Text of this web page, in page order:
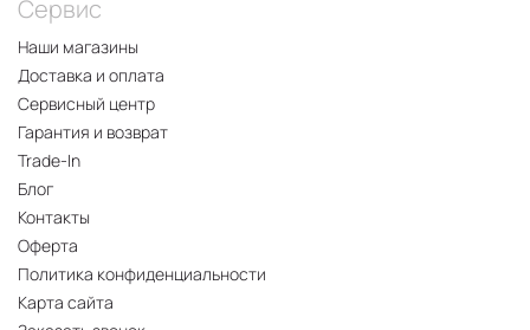
Сервис
Наши магазины
Доставка и оплата
Сервисный центр
Гарантия и возврат
Trade-In
Блог
Контакты
Оферта
Политика конфиденциальности
Карта сайта